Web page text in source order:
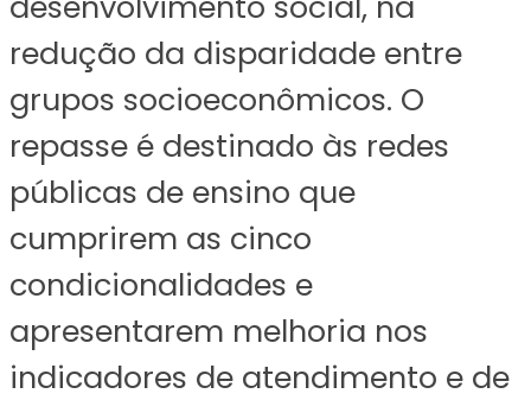
redução da disparidade entre
grupos socioeconômicos. O
repasse é destinado às redes
públicas de ensino que
cumprirem as cinco
condicionalidades e
apresentarem melhoria nos
indicadores de atendimento e de